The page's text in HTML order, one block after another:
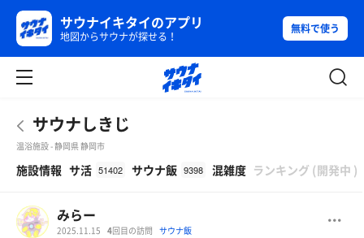
サウナイキタイのアプリ
地図からサウナが探せる！
無料で使う
サウナしきじ
温浴施設 - 静岡県 静岡市
施設情報 サ活 51402 サウナ飯 9398 混雑度 ランキング (開発中 )
みらー
2025.11.15 4回目の訪問 サウナ飯